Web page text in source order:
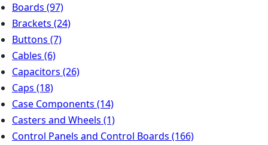
Boards (97)
Brackets (24)
Buttons (7)
Cables (6)
Capacitors (26)
Caps (18)
Case Components (14)
Casters and Wheels (1)
Control Panels and Control Boards (166)